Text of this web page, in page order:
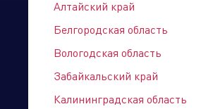
Сайты
Алтайский край
Белгородская область
Вологодская область
Забайкальский край
Калининградская область
Выберите категорию